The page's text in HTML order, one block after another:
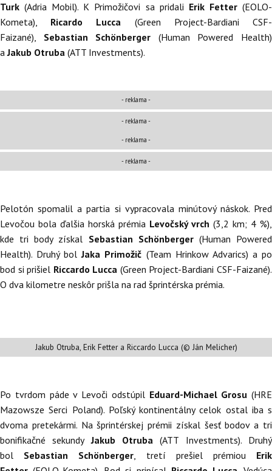
Turk(Adria Mobil). K Primožičovi sa pridali Erik Fetter(EOLO-
Kometa), Ricardo Lucca (Green Project-Bardiani CSF-
Faizané), Sebastian Schönberger (Human Powered Health)
aJakub Otruba (ATT Investments).
- reklama -
- reklama -
- reklama -
- reklama -
Pelotón spomalil a partia si vypracovala minútový náskok. Pred
Levočou bola ďalšia horská prémia Levočský vrch(3,2 km; 4 %),
kde tri body získal Sebastian Schönberger (Human Powered
Health). Druhý bolJaka Primožič (Team Hrinkow Advarics) a po
bod si prišiel Riccardo Lucca (Green Project-Bardiani CSF-Faizané).
O dva kilometre neskôr prišla na rad šprintérska prémia.
Jakub Otruba, Erik Fetter a Riccardo Lucca (© Ján Melicher)
Po tvrdom páde v Levoči odstúpil Eduard-Michael Grosu (HRE
Mazowsze Serci Poland). Poľský kontinentálny celok ostal iba s
dvoma pretekármi. Na šprintérskej prémii získal šesť bodov a tri
bonifikačné sekundyJakub Otruba(ATT Investments). Druhý
bol Sebastian Schönberger, tretí prešiel prémiou Erik